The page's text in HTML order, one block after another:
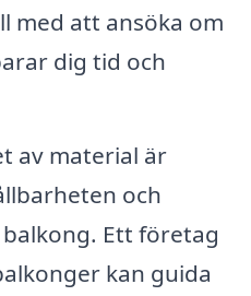
med att ansöka om
dig tid och
av material är
och
Ett företag
kan guida